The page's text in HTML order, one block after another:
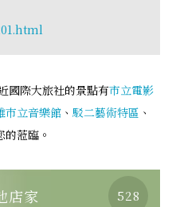
國際大旅社的景點有市立電影
巿立音樂館 、 駁二藝術特區 、
的蒞臨。
店家 528